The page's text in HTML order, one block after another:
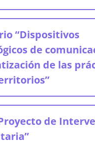
UBA) y Esp. Paula
Educación superior
y Comunicación Social
Roumieu.
Lic. Prof.
y Lic. Prof Paula
“Dispositivos
de
de las
Dra. Julieta
de